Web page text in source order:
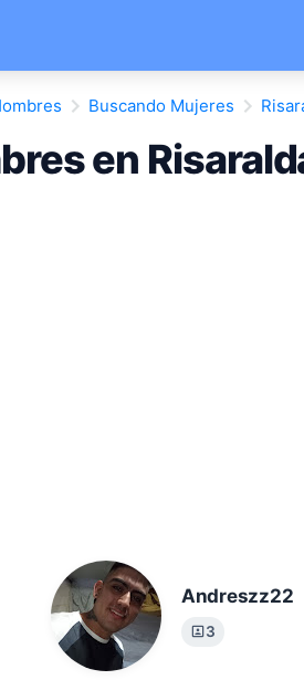
Buscando Mujeres
en
Andreszz22
3